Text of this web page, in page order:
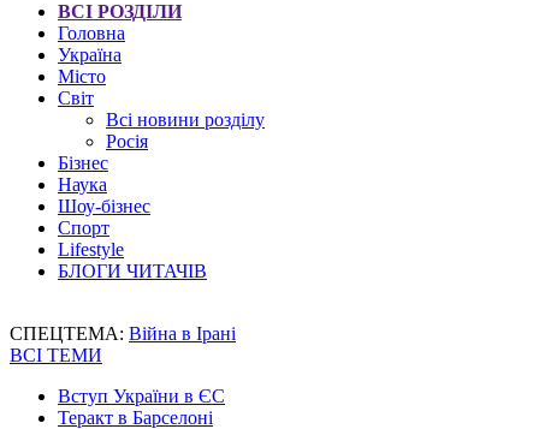
ВСІ РОЗДІЛИ
Головна
Україна
Місто
Світ
Всі новини розділу
Росія
Бізнес
Наука
Шоу-бізнес
Спорт
Lifestyle
БЛОГИ ЧИТАЧІВ
СПЕЦТЕМА: Війна в Ірані
ВСІ ТЕМИ
Вступ України в ЄС
Теракт в Барселоні